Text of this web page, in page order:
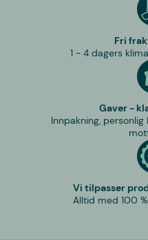
Fri
1 - 4 dagers
Gaver -
Innpakning,
Vi tilpasser
Alltid med 100